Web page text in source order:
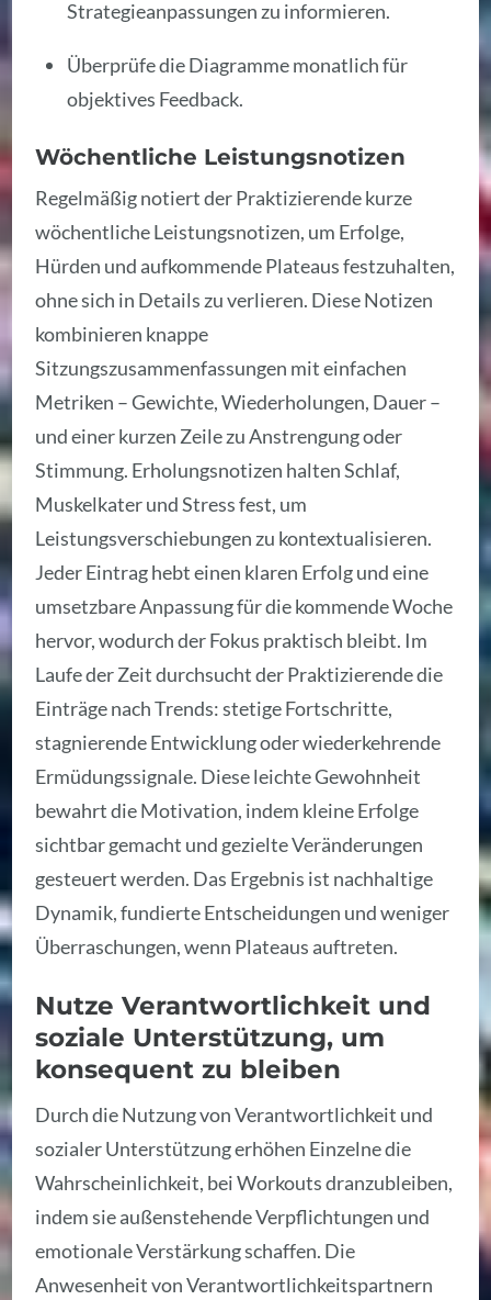
Strategieanpassungen zu informieren.
Überprüfe die Diagramme monatlich für
objektives Feedback.
Wöchentliche Leistungsnotizen
Regelmäßig notiert der Praktizierende kurze
wöchentliche Leistungsnotizen, um Erfolge,
Hürden und aufkommende Plateaus festzuhalten,
ohne sich in Details zu verlieren. Diese Notizen
kombinieren knappe
Sitzungszusammenfassungen mit einfachen
Metriken – Gewichte, Wiederholungen, Dauer –
und einer kurzen Zeile zu Anstrengung oder
Stimmung. Erholungsnotizen halten Schlaf,
Muskelkater und Stress fest, um
Leistungsverschiebungen zu kontextualisieren.
Jeder Eintrag hebt einen klaren Erfolg und eine
umsetzbare Anpassung für die kommende Woche
hervor, wodurch der Fokus praktisch bleibt. Im
Laufe der Zeit durchsucht der Praktizierende die
Einträge nach Trends: stetige Fortschritte,
stagnierende Entwicklung oder wiederkehrende
Ermüdungssignale. Diese leichte Gewohnheit
bewahrt die Motivation, indem kleine Erfolge
sichtbar gemacht und gezielte Veränderungen
gesteuert werden. Das Ergebnis ist nachhaltige
Dynamik, fundierte Entscheidungen und weniger
Überraschungen, wenn Plateaus auftreten.
Nutze Verantwortlichkeit und
soziale Unterstützung, um
konsequent zu bleiben
Durch die Nutzung von Verantwortlichkeit und
sozialer Unterstützung erhöhen Einzelne die
Wahrscheinlichkeit, bei Workouts dranzubleiben,
indem sie außenstehende Verpflichtungen und
emotionale Verstärkung schaffen. Die
Anwesenheit von Verantwortlichkeitspartnern